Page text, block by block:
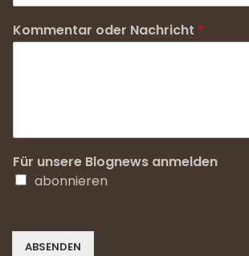
Kommentar oder Nachricht *
Für unsere Blognews anmelden
abonnieren
ABSENDEN